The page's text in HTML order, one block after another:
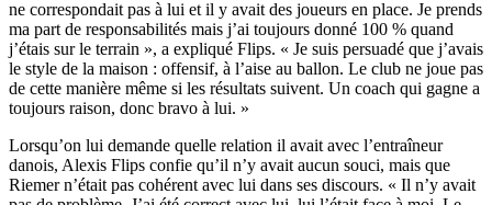
ne correspondait pas à lui et il y avait des joueurs en place. Je prends
ma part de responsabilités mais j’ai toujours donné 100 % quand
j’étais sur le terrain », a expliqué Flips. « Je suis persuadé que j’avais
le style de la maison : offensif, à l’aise au ballon. Le club ne joue pas
de cette manière même si les résultats suivent. Un coach qui gagne a
toujours raison, donc bravo à lui. »
Lorsqu’on lui demande quelle relation il avait avec l’entraîneur
danois, Alexis Flips confie qu’il n’y avait aucun souci, mais que
Riemer n’était pas cohérent avec lui dans ses discours. « Il n’y avait